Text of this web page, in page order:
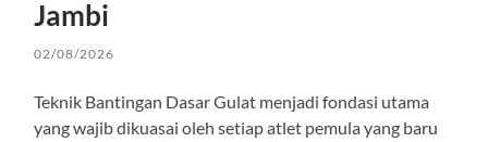
Jambi
02/08/2026
Teknik Bantingan Dasar Gulat menjadi fondasi utama
yang wajib dikuasai oleh setiap atlet pemula yang baru